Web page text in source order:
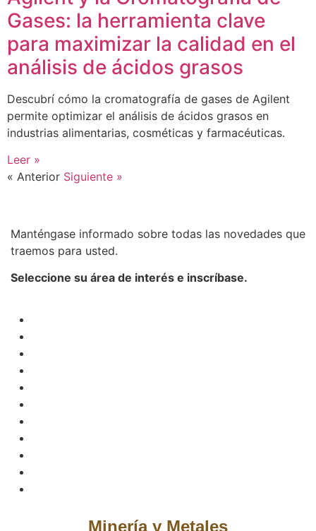
Gases: la herramienta clave
para maximizar la calidad en el
análisis de ácidos grasos
Descubrí cómo la cromatografía de gases de Agilent
permite optimizar el análisis de ácidos grasos en
industrias alimentarias, cosméticas y farmacéuticas.
Leer »
« Anterior Siguiente »
Manténgase informado sobre todas las novedades que
traemos para usted.
Seleccione su área de interés e inscríbase.
Minería y Metales